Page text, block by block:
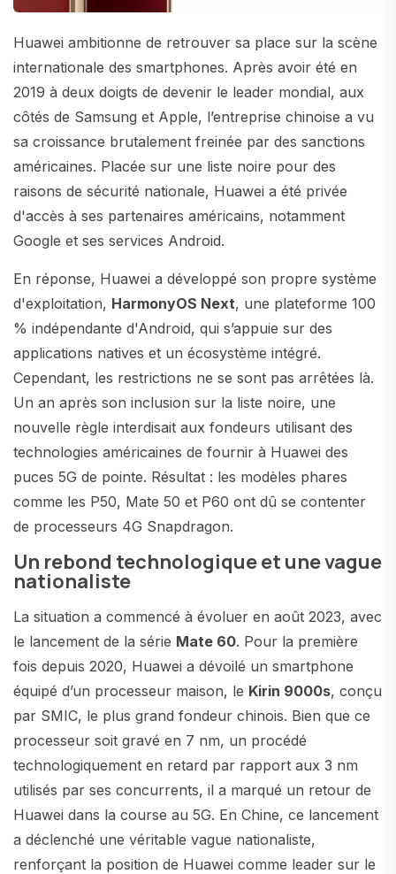
Huawei ambitionne de retrouver sa place sur la scène
internationale des smartphones. Après avoir été en
2019 à deux doigts de devenir le leader mondial, aux
côtés de Samsung et Apple, l’entreprise chinoise a vu
sa croissance brutalement freinée par des sanctions
américaines. Placée sur une liste noire pour des
raisons de sécurité nationale, Huawei a été privée
d'accès à ses partenaires américains, notamment
Google et ses services Android.
En réponse, Huawei a développé son propre système
d'exploitation, HarmonyOS Next, une plateforme 100
% indépendante d'Android, qui s’appuie sur des
applications natives et un écosystème intégré.
Cependant, les restrictions ne se sont pas arrêtées là.
Un an après son inclusion sur la liste noire, une
nouvelle règle interdisait aux fondeurs utilisant des
technologies américaines de fournir à Huawei des
puces 5G de pointe. Résultat : les modèles phares
comme les P50, Mate 50 et P60 ont dû se contenter
de processeurs 4G Snapdragon.
Un rebond technologique et une vague
nationaliste
La situation a commencé à évoluer en août 2023, avec
le lancement de la série Mate 60. Pour la première
fois depuis 2020, Huawei a dévoilé un smartphone
équipé d’un processeur maison, le Kirin 9000s, conçu
par SMIC, le plus grand fondeur chinois. Bien que ce
processeur soit gravé en 7 nm, un procédé
technologiquement en retard par rapport aux 3 nm
utilisés par ses concurrents, il a marqué un retour de
Huawei dans la course au 5G. En Chine, ce lancement
a déclenché une véritable vague nationaliste,
renforçant la position de Huawei comme leader sur le